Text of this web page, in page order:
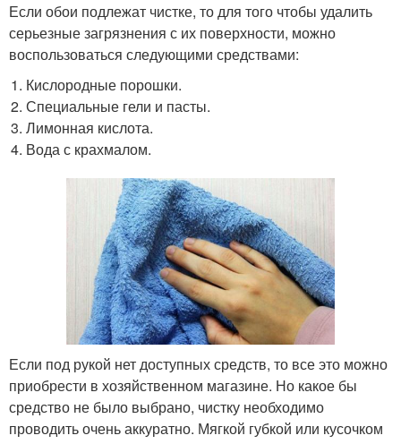
Если обои подлежат чистке, то для того чтобы удалить
серьезные загрязнения с их поверхности, можно
воспользоваться следующими средствами:
Кислородные порошки.
Специальные гели и пасты.
Лимонная кислота.
Вода с крахмалом.
Если под рукой нет доступных средств, то все это можно
приобрести в хозяйственном магазине. Но какое бы
средство не было выбрано, чистку необходимо
проводить очень аккуратно. Мягкой губкой или кусочком